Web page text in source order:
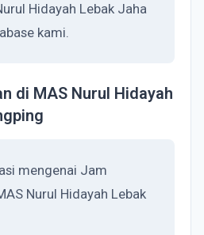
Hidayah Lebak Jaha
kami.
di MAS Nurul Hidayah
mengenai Jam
Nurul Hidayah Lebak